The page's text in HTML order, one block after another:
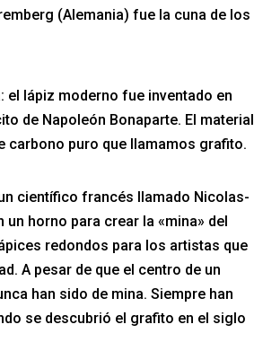
(Alemania) fue la cuna de los
lápiz moderno fue inventado en
de Napoleón Bonaparte. El material
carbono puro que llamamos grafito.
científico francés llamado Nicolas-
horno para crear la «mina» del
redondos para los artistas que
A pesar de que el centro de un
han sido de mina. Siempre han
se descubrió el grafito en el siglo